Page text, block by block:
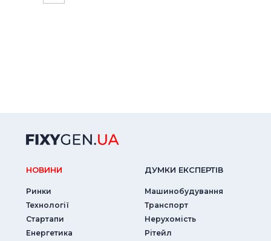
НОВИНИ
Ринки
Технології
Стартапи
Енергетика
ДУМКИ ЕКСПЕРТIВ
Машинобудування
Транспорт
Нерухомість
Рітейл